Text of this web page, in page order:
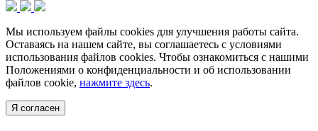
Мы используем файлы cookies для улучшения работы сайта.
Оставаясь на нашем сайте, вы соглашаетесь с условиями
использования файлов cookies. Чтобы ознакомиться с нашими
Положениями о конфиденциальности и об использовании
файлов cookie, нажмите здесь.
Я согласен